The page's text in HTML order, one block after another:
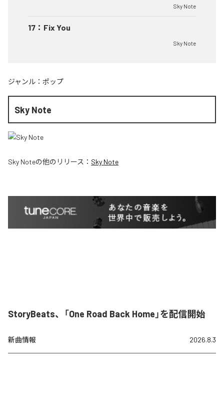
Sky Note
17 ： Fix You
Sky Note
ジャンル： ポップ
Sky Note
Sky Noteの他のリリース： Sky Note
StoryBeats、「One Road Back Home」を配信開始
新曲情報 2026.8.3